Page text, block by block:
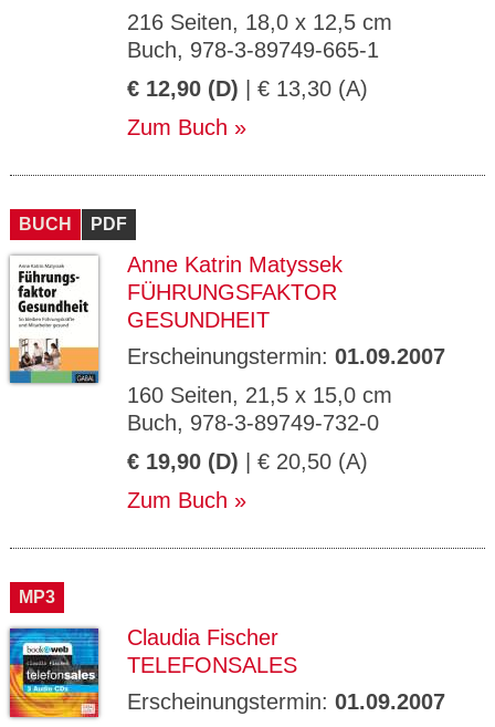
216 Seiten, 18,0 x 12,5 cm
Buch, 978-3-89749-665-1
€ 12,90 (D) | € 13,30 (A)
Zum Buch
BUCH PDF
Anne Katrin Matyssek
FÜHRUNGSFAKTOR
GESUNDHEIT
Erscheinungstermin: 01.09.2007
160 Seiten, 21,5 x 15,0 cm
Buch, 978-3-89749-732-0
€ 19,90 (D) | € 20,50 (A)
Zum Buch
MP3
Claudia Fischer
TELEFONSALES
Erscheinungstermin: 01.09.2007